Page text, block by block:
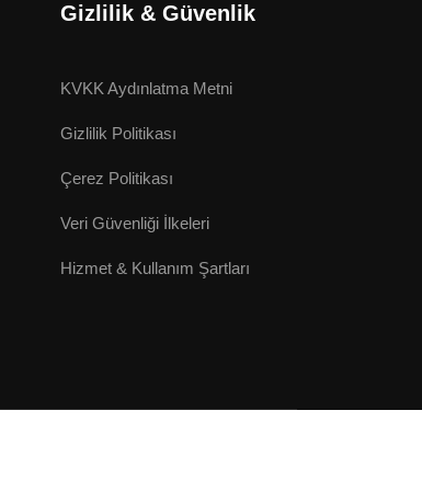
Gizlilik & Güvenlik
KVKK Aydınlatma Metni
Gizlilik Politikası
Çerez Politikası
Veri Güvenliği İlkeleri
Hizmet & Kullanım Şartları